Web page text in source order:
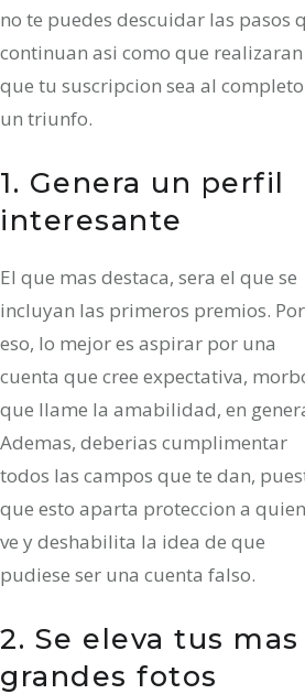
no te puedes descuidar las pasos
continuan asi­ como que realizaran
que tu suscripcion sea al completo
un triunfo.
1. Genera un perfil
interesante
El que mas destaca, sera el que se
incluyan las primeros premios. Por
eso, lo mejor es aspirar por una
cuenta que cree expectativa,
que llame la amabilidad, en
Ademas, deberias cumplimentar
todos las campos que te dan,
que esto aparta proteccion a
ve y deshabilita la idea de que
pudiese ser una cuenta falso.
2. Se eleva tus mas
grandes fotos